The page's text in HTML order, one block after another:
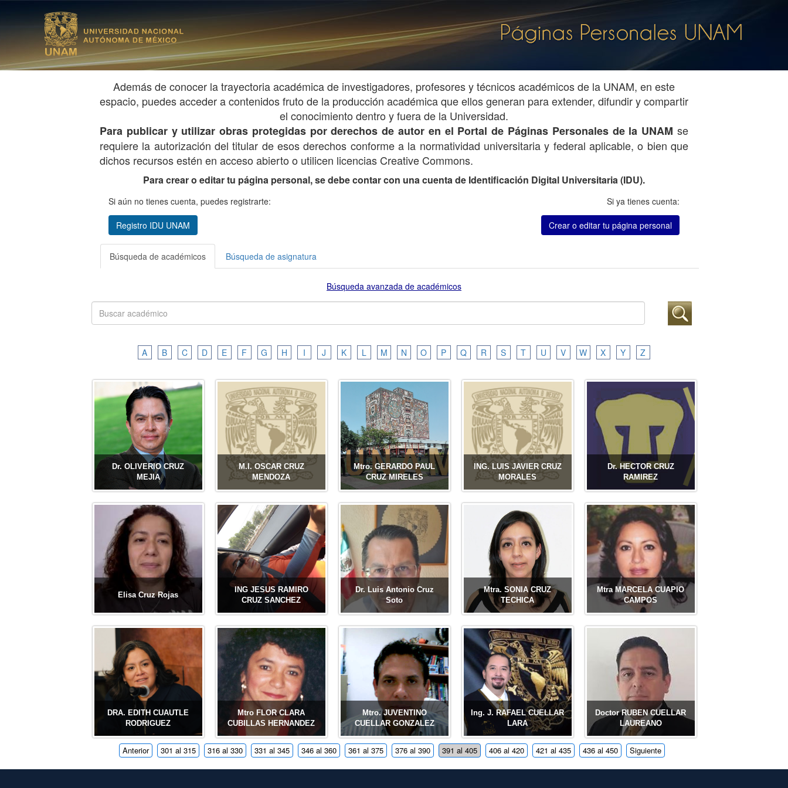
Además de conocer la trayectoria académica de investigadores, profesores y técnicos académicos de la UNAM, en este
espacio, puedes acceder a contenidos fruto de la producción académica que ellos generan para extender, difundir y compartir
el conocimiento dentro y fuera de la Universidad.
Para publicar y utilizar obras protegidas por derechos de autor en el Portal de Páginas Personales de la UNAM se
requiere la autorización del titular de esos derechos conforme a la normatividad universitaria y federal aplicable, o bien que
dichos recursos estén en acceso abierto o utilicen licencias Creative Commons.
Para crear o editar tu página personal, se debe contar con una cuenta de Identificación Digital Universitaria (IDU).
Si aún no tienes cuenta, puedes registrarte:
Registro IDU UNAM
Si ya tienes cuenta:
Crear o editar tu página personal
Búsqueda de académicos Búsqueda de asignatura
A B C D E F G H I J K L M N O P Q R S T U V W X Y Z
Dr. OLIVERIO CRUZ
MEJIA
M.I. OSCAR CRUZ
MENDOZA
Mtro. GERARDO PAUL
CRUZ MIRELES
ING. LUIS JAVIER CRUZ
MORALES
Dr. HECTOR CRUZ
RAMIREZ
Elisa Cruz Rojas
ING JESUS RAMIRO
CRUZ SANCHEZ
Dr. Luis Antonio Cruz
Soto
Mtra. SONIA CRUZ
TECHICA
Mtra MARCELA CUAPIO
CAMPOS
DRA. EDITH CUAUTLE
RODRIGUEZ
Mtro FLOR CLARA
CUBILLAS HERNANDEZ
Mtro. JUVENTINO
CUELLAR GONZALEZ
Ing. J. RAFAEL CUELLAR
LARA
Doctor RUBEN CUELLAR
LAUREANO
Anterior 301 al 315 316 al 330 331 al 345 346 al 360 361 al 375 376 al 390 391 al 405 406 al 420 421 al 435 436 al 450 Siguiente